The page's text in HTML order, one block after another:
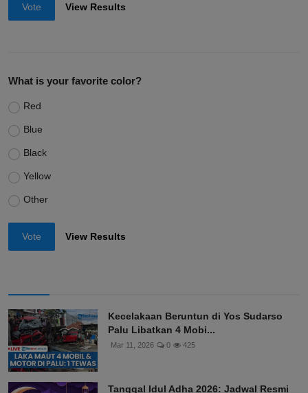
Vote View Results
What is your favorite color?
Red
Blue
Black
Yellow
Other
Vote View Results
Kecelakaan Beruntun di Yos Sudarso
Palu Libatkan 4 Mobi...
Mar 11, 2026 0 425
Tanggal Idul Adha 2026: Jadwal Resmi